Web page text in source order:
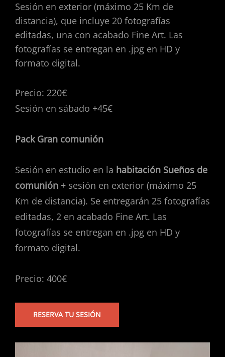
Sesión en exterior (máximo 25 Km de
distancia), que incluye 20 fotografías
editadas, una con acabado Fine Art. Las
fotografías se entregan en .jpg en HD y
formato digital.
Precio: 220€
Sesión en sábado +45€
Pack Gran comunión
Sesión en estudio en la habitación Sueños de
comunión + sesión en exterior (máximo 25
Km de distancia). Se entregarán 25 fotografías
editadas, 2 en acabado Fine Art. Las
fotografías se entregan en .jpg en HD y
formato digital.
Precio: 400€
RESERVA TU SESIÓN